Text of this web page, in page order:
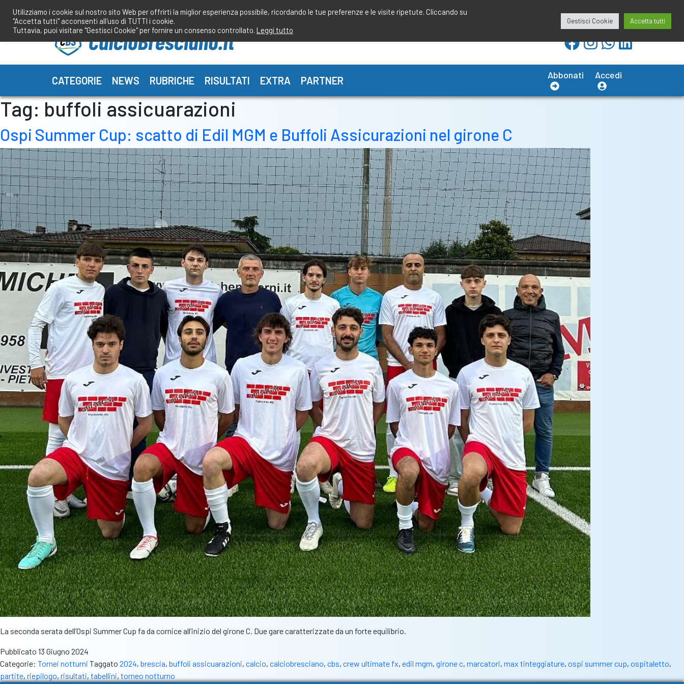
contenuto
redazione@calciobresciano.it
CATEGORIE NEWS RUBRICHE RISULTATI EXTRA PARTNER Abbonati Accedi
Tag: buffoli assicuarazioni
Ospi Summer Cup: scatto di Edil MGM e Buffoli Assicurazioni nel girone C
La seconda serata dell’Ospi Summer Cup fa da cornice all’inizio del girone C. Due gare caratterizzate da un forte equilibrio.
Pubblicato 13 Giugno 2024
Categorie: Tornei notturni Taggato 2024, brescia, buffoli assicuarazioni, calcio, calciobresciano, cbs, crew ultimate fx, edil mgm, girone c, marcatori, max tinteggiature, ospi summer cup, ospitaletto,
partite, riepilogo, risultati, tabellini, torneo notturno
Utilizziamo i cookie sul nostro sito Web per offrirti la miglior esperienza possibile, ricordando le tue preferenze e le visite ripetute. Cliccando su
"Accetta tutti" acconsenti all'uso di TUTTI i cookie.
Tuttavia, puoi visitare "Gestisci Cookie" per fornire un consenso controllato. Leggi tutto
Gestisci Cookie Accetta tutti